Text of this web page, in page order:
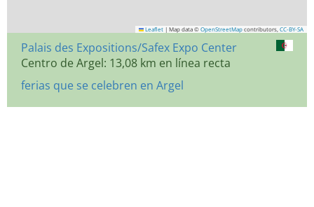
Leaflet | Map data © OpenStreetMap contributors, CC-BY-SA
Palais des Expositions/Safex Expo Center
Centro de Argel: 13,08 km en línea recta
ferias que se celebren en Argel